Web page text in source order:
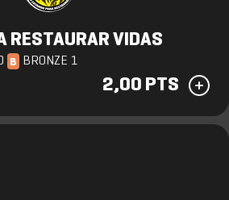
RESTAURAR VIDAS
B BRONZE 1
2,00 PTS